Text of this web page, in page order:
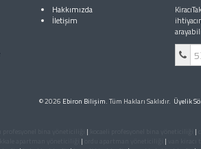
Hakkımızda
İletişim
© 2026 Ebiron Bilişim. Tüm Hakları Saklıdır. Üyelik
| |
| |